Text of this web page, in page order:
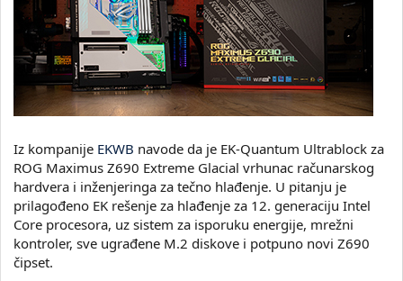
Iz kompanije EKWB navode da je EK-Quantum Ultrablock za
ROG Maximus Z690 Extreme Glacial vrhunac računarskog
hardvera i inženjeringa za tečno hlađenje. U pitanju je
prilagođeno EK rešenje za hlađenje za 12. generaciju Intel
Core procesora, uz sistem za isporuku energije, mrežni
kontroler, sve ugrađene M.2 diskove i potpuno novi Z690
čipset.